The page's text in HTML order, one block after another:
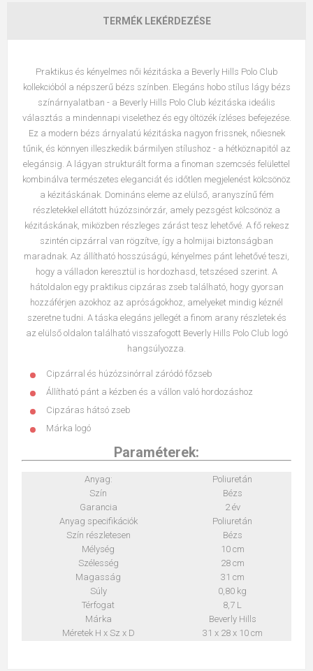
TERMÉK LEKÉRDEZÉSE
Praktikus és kényelmes női kézitáska a Beverly Hills Polo Club
kollekcióból a népszerű bézs színben. Elegáns hobo stílus lágy bézs
színárnyalatban - a Beverly Hills Polo Club kézitáska ideális
választás a mindennapi viselethez és egy öltözék ízléses befejezése.
Ez a modern bézs árnyalatú kézitáska nagyon frissnek, nőiesnek
tűnik, és könnyen illeszkedik bármilyen stílushoz - a hétköznapitól az
elegánsig. A lágyan strukturált forma a finoman szemcsés felülettel
kombinálva természetes eleganciát és időtlen megjelenést kölcsönöz
a kézitáskának. Domináns eleme az elülső, aranyszínű fém
részletekkel ellátott húzózsinórzár, amely pezsgést kölcsönöz a
kézitáskának, miközben részleges zárást tesz lehetővé. A fő rekesz
szintén cipzárral van rögzítve, így a holmijai biztonságban
maradnak. Az állítható hosszúságú, kényelmes pánt lehetővé teszi,
hogy a válladon keresztül is hordozhasd, tetszésed szerint. A
hátoldalon egy praktikus cipzáras zseb található, hogy gyorsan
hozzáférjen azokhoz az apróságokhoz, amelyeket mindig kéznél
szeretne tudni. A táska elegáns jellegét a finom arany részletek és
az elülső oldalon található visszafogott Beverly Hills Polo Club logó
hangsúlyozza.
Cipzárral és húzózsinórral záródó főzseb
Állítható pánt a kézben és a vállon való hordozáshoz
Cipzáras hátsó zseb
Márka logó
Paraméterek:
Anyag:
Poliuretán
Szín
Bézs
Garancia
2 év
Anyag specifikációk
Poliuretán
Szín részletesen
Bézs
Mélység
10 cm
Szélesség
28 cm
Magasság
31 cm
Súly
0,80 kg
Térfogat
8,7 L
Márka
Beverly Hills
Méretek H x Sz x D
31 x 28 x 10 cm